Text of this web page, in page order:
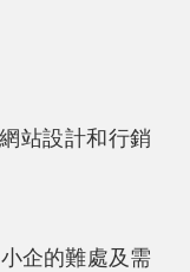
站設計和行銷
企的難處及需